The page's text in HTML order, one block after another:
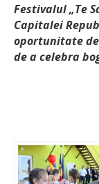
Festivalul „Te
Capitalei
oportunitate
de a celebra